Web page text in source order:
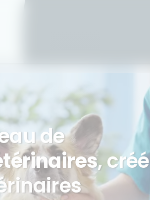
de
, créé